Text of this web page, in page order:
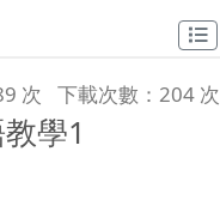
次 下載次數：204 次
學1